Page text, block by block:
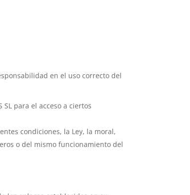
en el uso correcto del
para el acceso a ciertos
condiciones, la Ley, la moral,
o del mismo funcionamiento del